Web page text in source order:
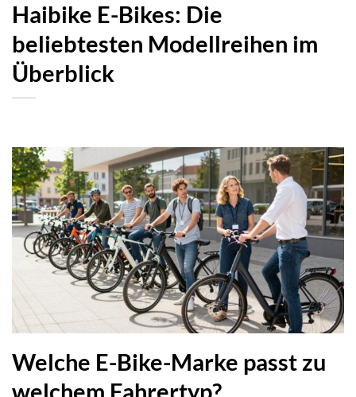
Haibike E-Bikes: Die
beliebtesten Modellreihen im
Überblick
Welche E-Bike-Marke passt zu
welchem Fahrertyp?